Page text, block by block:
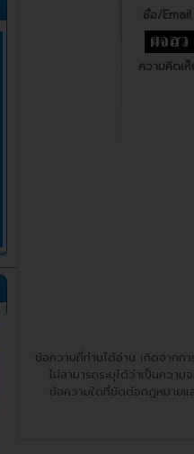
ชื่อ/
ความคิดเ
ข้อความที่ท่านได้อ่าน เกิดจากก
ไม่สามารถระบุได้ว่าเป็นคว
ข้อความใดที่ขัดต่อกฎหมาย